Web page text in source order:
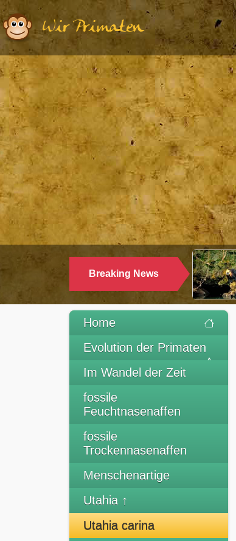
Wir Primaten
Breaking News
Home
Evolution der Primaten
Im Wandel der Zeit
fossile
Feuchtnasenaffen
fossile
Trockennasenaffen
Menschenartige
Utahia ↑
Utahia carina